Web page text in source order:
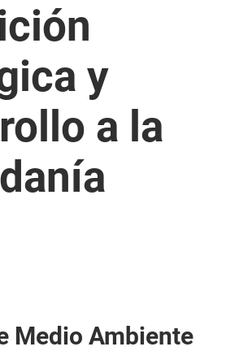
y
a la
Medio Ambiente